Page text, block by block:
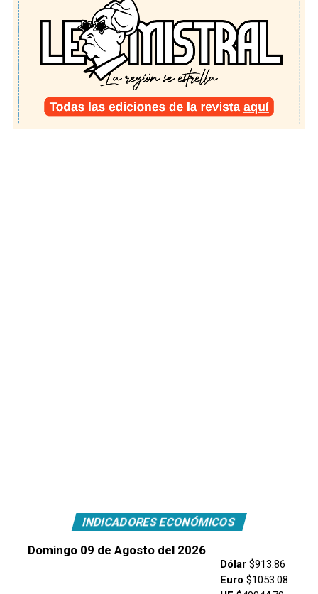
INDICADORES ECONÓMICOS
Domingo 09 de Agosto del 2026
Dólar$913.86
Euro $1053.08